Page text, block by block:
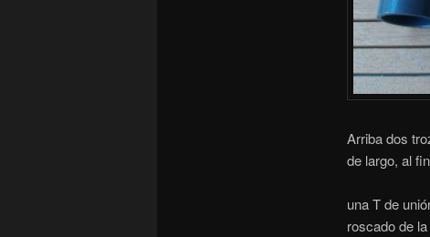
Arriba dos
de largo, al
una T de
roscado de